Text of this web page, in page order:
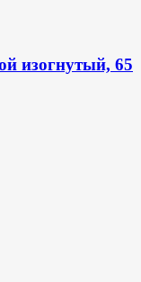
изогнутый, 65